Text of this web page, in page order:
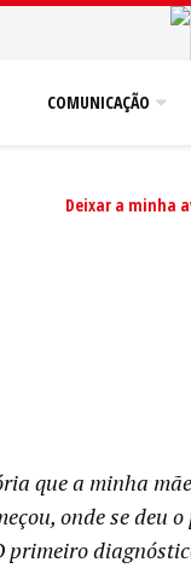
COMUNICAÇÃO
Deixar a minha
que a minha
onde se deu
primeiro